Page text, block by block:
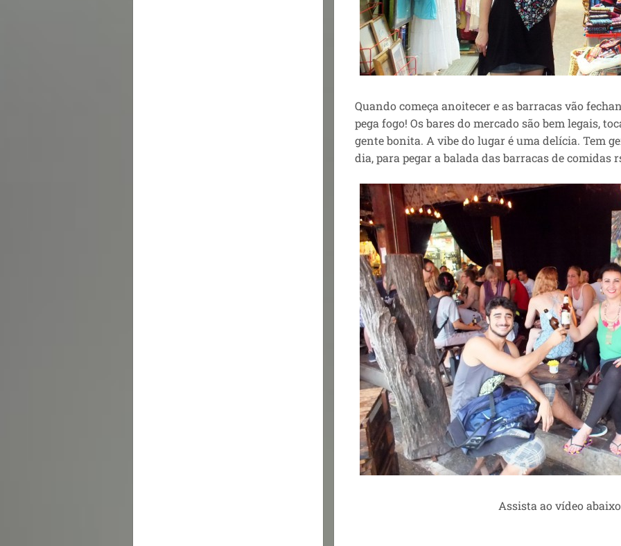
Quando começa anoitecer e as barracas vão
pega fogo! Os bares do mercado são bem legais,
gente bonita. A vibe do lugar é uma delícia. Tem
dia, para pegar a balada das barracas de comidas
Assista ao vídeo